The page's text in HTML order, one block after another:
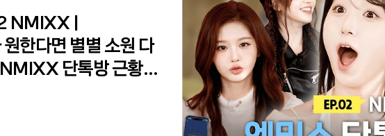
NMIXX |
한다면 별별 소원 다
단톡방 근황
년을 선물합니다,
점자달력 제작기
인생 2막! 영웅시대
로운 행복 💙ㅣ모두의
2